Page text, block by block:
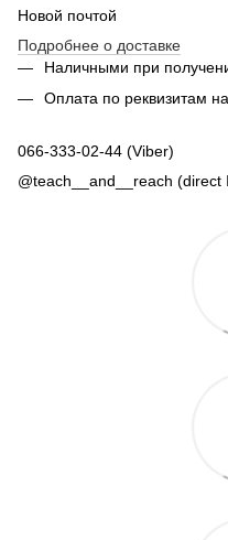
Новой почтой
Подробнее о доставке
Наличными при
Оплата по реквизитам
066-333-02-44 (Viber)
@teach__and__reach (direct